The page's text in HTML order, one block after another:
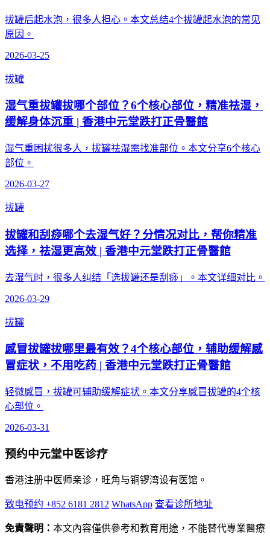
拔罐后起水泡，很多人担心。本文总结4个拔罐起水泡的常见
原因。
2026-03-25
拔罐
湿气重拔罐拔哪个部位？6个核心部位，精准祛湿，
缓解身体沉重 | 香港中元堂跌打正骨醫館
湿气重困扰很多人，拔罐祛湿需找准部位。本文分享6个核心
部位。
2026-03-27
拔罐
拔罐和刮痧哪个去湿气好？分情况对比，帮你精准
选择，祛湿更高效 | 香港中元堂跌打正骨醫館
去湿气时，很多人纠结「选拔罐还是刮痧」。本文详细对比。
2026-03-29
拔罐
感冒拔罐拔哪里最有效？4个核心部位，辅助缓解感
冒症状，不用吃药 | 香港中元堂跌打正骨醫館
轻微感冒，拔罐可辅助缓解症状。本文分享感冒拔罐的4个核
心部位。
2026-03-31
预约中元堂中医诊疗
香港注册中医师亲诊，旺角与铜锣湾设有医馆。
致电预约 +852 6181 2812 WhatsApp 查看诊所地址
免責聲明： 本文內容僅供參考和教育用途，不能替代專業醫療